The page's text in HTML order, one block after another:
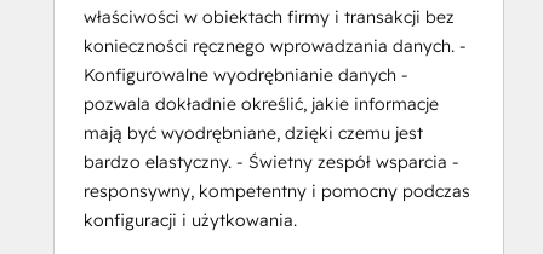
właściwości w obiektach firmy i transakcji bez
konieczności ręcznego wprowadzania danych. -
Konfigurowalne wyodrębnianie danych -
pozwala dokładnie określić, jakie informacje
mają być wyodrębniane, dzięki czemu jest
bardzo elastyczny. - Świetny zespół wsparcia -
responsywny, kompetentny i pomocny podczas
konfiguracji i użytkowania.